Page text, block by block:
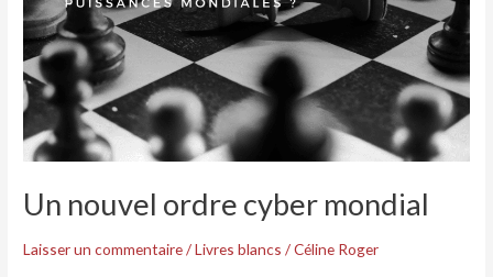
Un nouvel ordre cyber mondial
Laisser un commentaire/Livres blancs /Céline Roger